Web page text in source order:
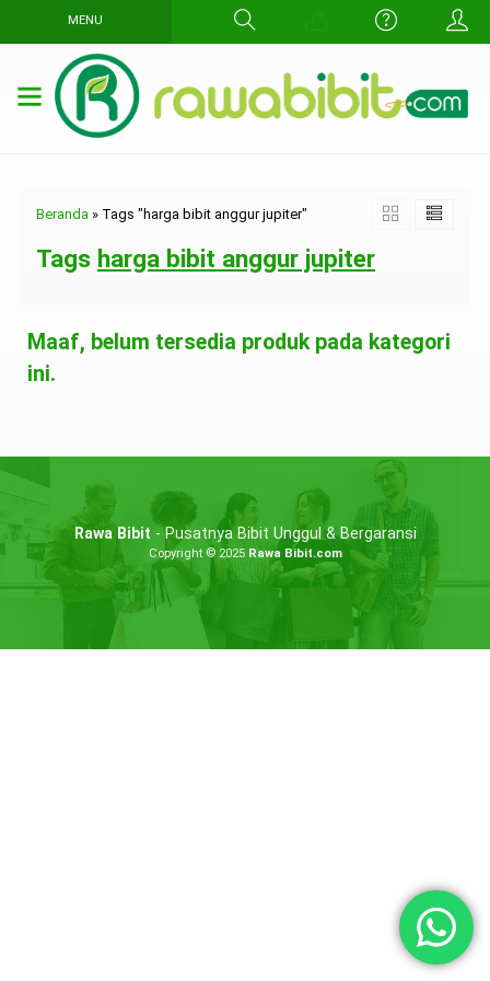
MENU
Beranda » Tags "harga bibit anggur jupiter"
Tags harga bibit anggur jupiter
Maaf, belum tersedia produk pada kategori
ini.
Rawa Bibit - Pusatnya Bibit Unggul & Bergaransi
Copyright © 2025 Rawa Bibit.com